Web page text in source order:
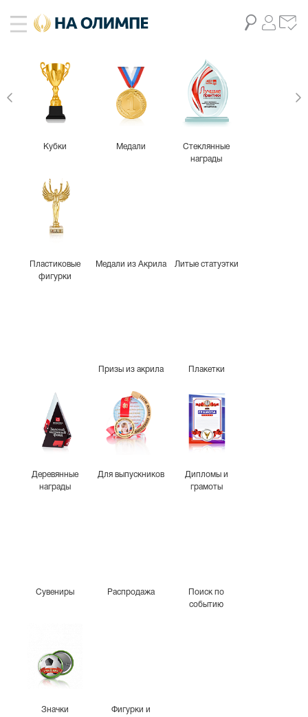
Кубки Медали
Стеклянные
награды
Пластиковые
фигурки
Медали из Акрила Литые статуэтки
Призы из акрила Плакетки
Деревянные
награды
Для выпускников
Дипломы и
грамоты
Сувениры Распродажа
Поиск по
событию
Значки
Фигурки и
живое фото -25%